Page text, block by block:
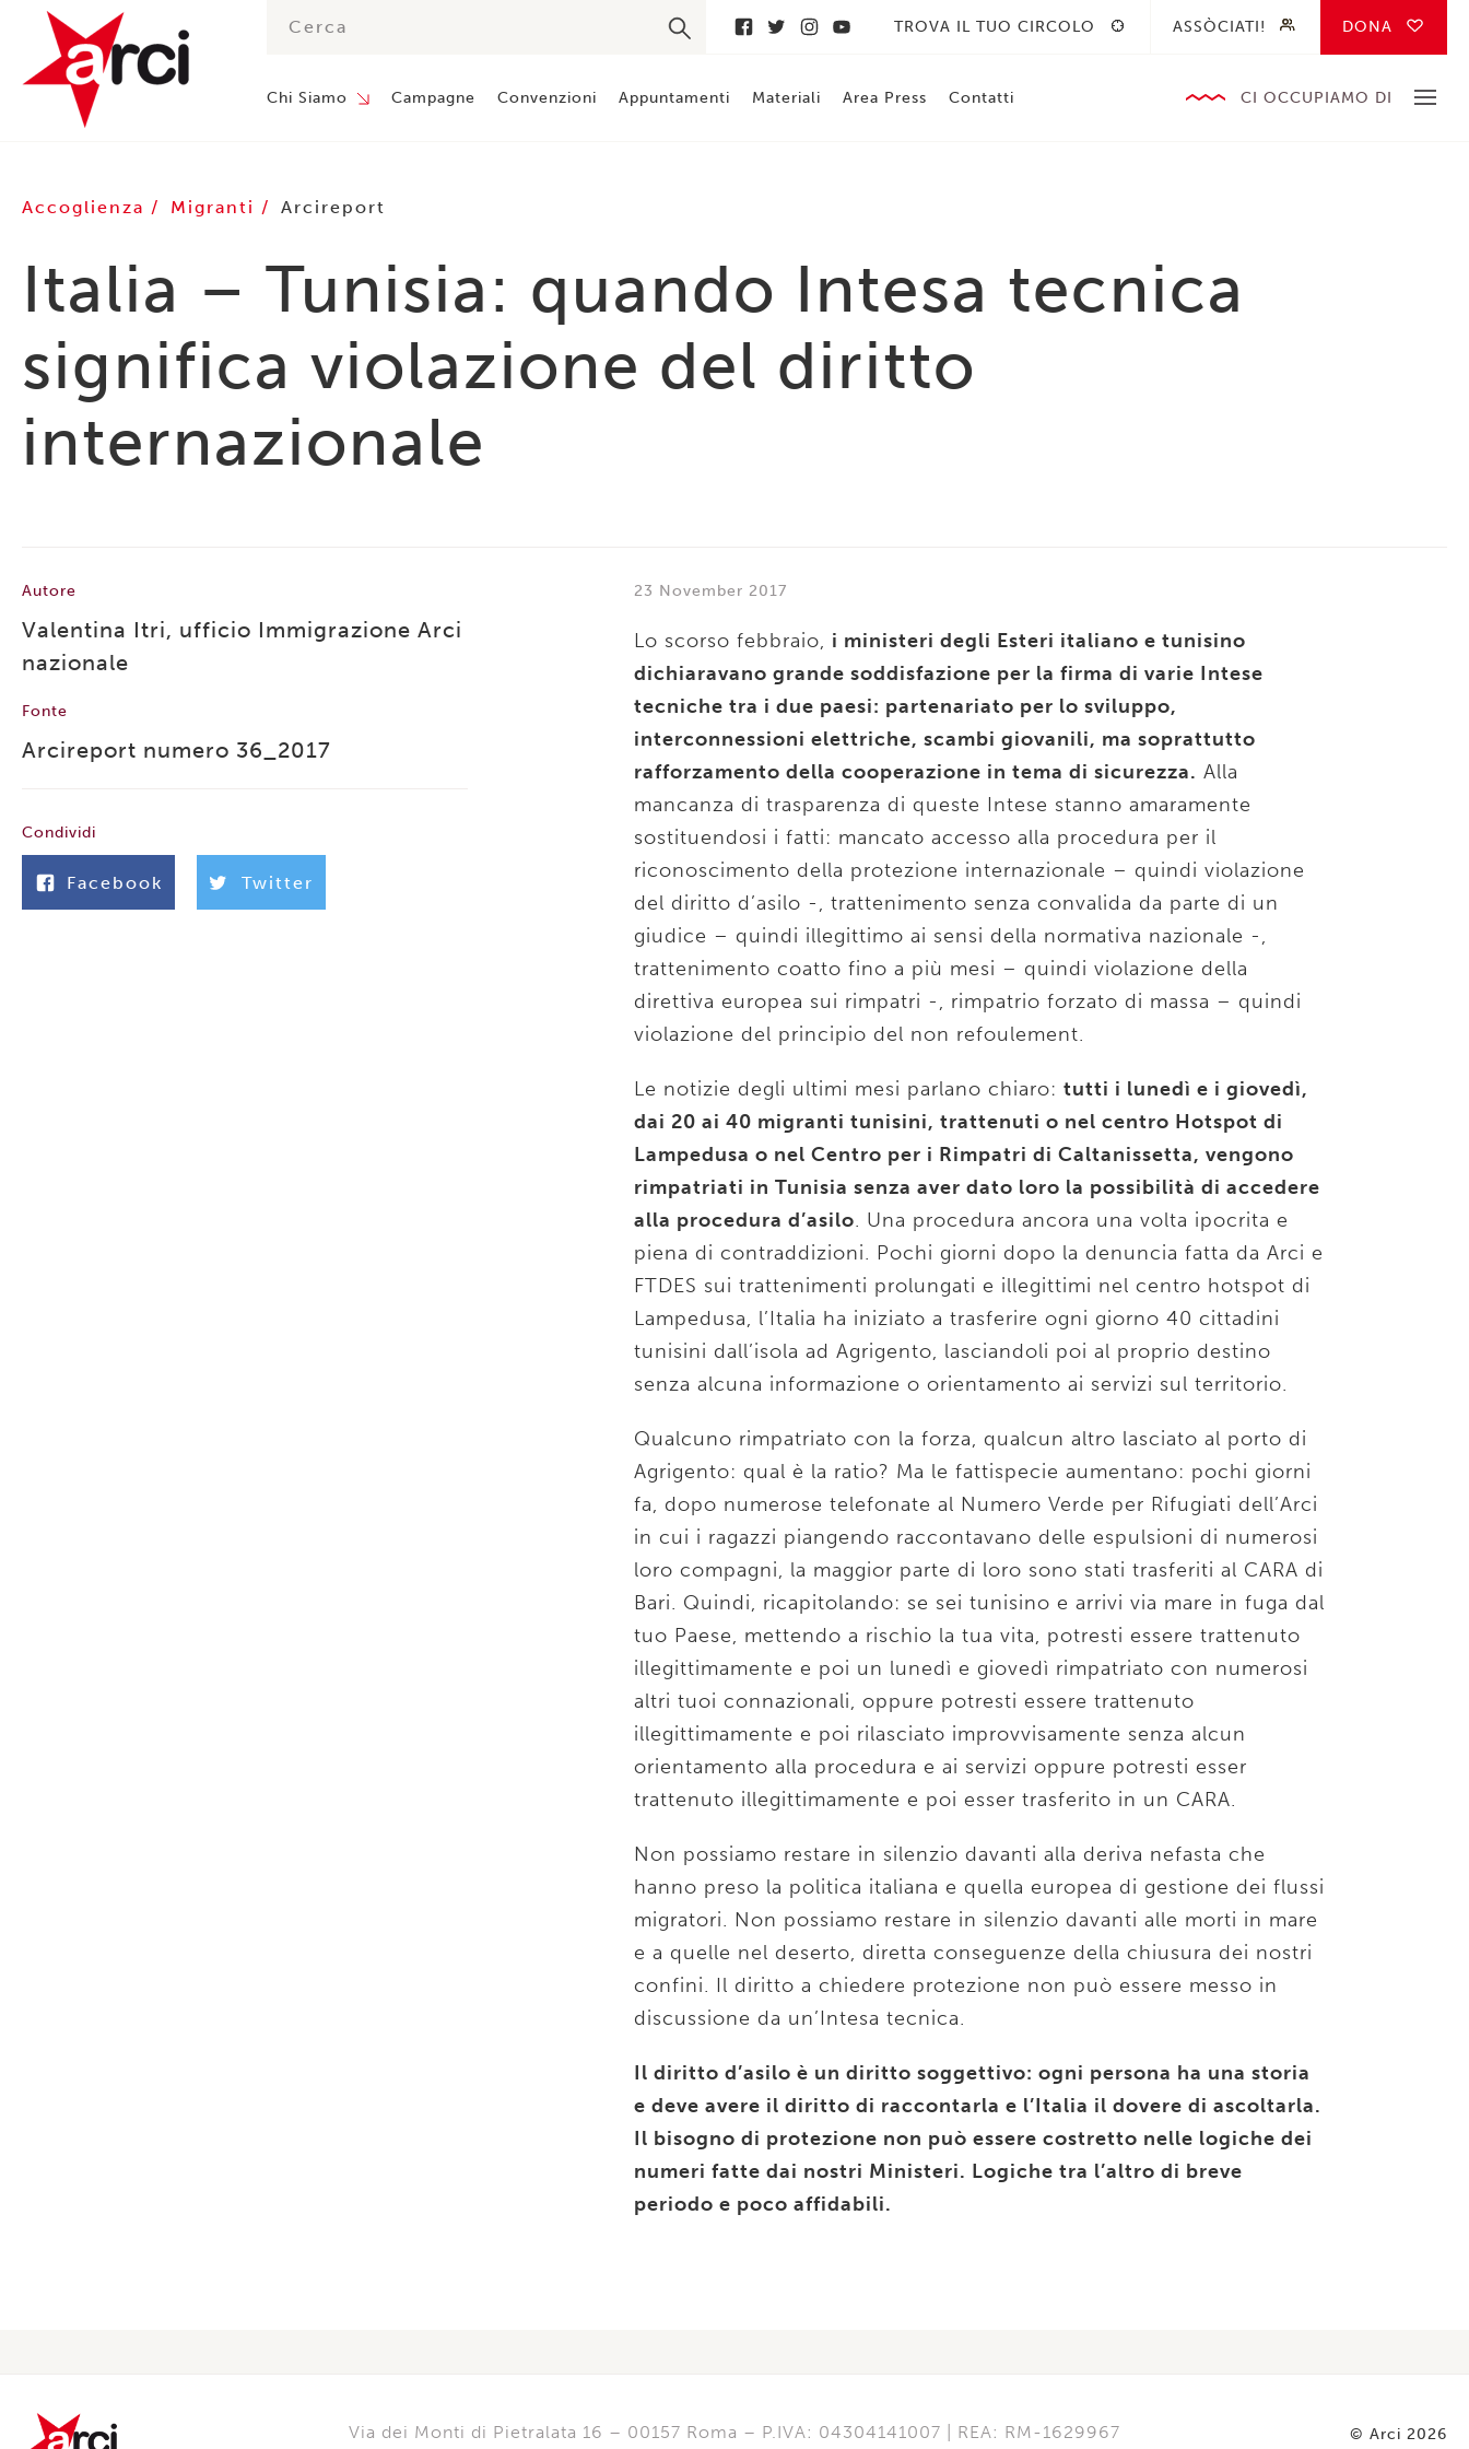
TROVA IL TUO CIRCOLO ASSÒCIATI! DONA
Chi Siamo Campagne Convenzioni Appuntamenti Materiali Area Press Contatti CI OCCUPIAMO DI
Accoglienza Migranti Arcireport
Italia – Tunisia: quando Intesa tecnica
significa violazione del diritto
internazionale
Autore
Valentina Itri, ufficio Immigrazione Arci
nazionale
Fonte
Arcireport numero 36_2017
Condividi
Facebook Twitter
23 November 2017
Lo scorso febbraio, i ministeri degli Esteri italiano e tunisino
dichiaravano grande soddisfazione per la firma di varie Intese
tecniche tra i due paesi: partenariato per lo sviluppo,
interconnessioni elettriche, scambi giovanili, ma soprattutto
rafforzamento della cooperazione in tema di sicurezza. Alla
mancanza di trasparenza di queste Intese stanno amaramente
sostituendosi i fatti: mancato accesso alla procedura per il
riconoscimento della protezione internazionale – quindi violazione
del diritto d’asilo -, trattenimento senza convalida da parte di un
giudice – quindi illegittimo ai sensi della normativa nazionale -,
trattenimento coatto fino a più mesi – quindi violazione della
direttiva europea sui rimpatri -, rimpatrio forzato di massa – quindi
violazione del principio del non refoulement.
Le notizie degli ultimi mesi parlano chiaro: tutti i lunedì e i giovedì,
dai 20 ai 40 migranti tunisini, trattenuti o nel centro Hotspot di
Lampedusa o nel Centro per i Rimpatri di Caltanissetta, vengono
rimpatriati in Tunisia senza aver dato loro la possibilità di accedere
alla procedura d’asilo. Una procedura ancora una volta ipocrita e
piena di contraddizioni. Pochi giorni dopo la denuncia fatta da Arci e
FTDES sui trattenimenti prolungati e illegittimi nel centro hotspot di
Lampedusa, l’Italia ha iniziato a trasferire ogni giorno 40 cittadini
tunisini dall’isola ad Agrigento, lasciandoli poi al proprio destino
senza alcuna informazione o orientamento ai servizi sul territorio.
Qualcuno rimpatriato con la forza, qualcun altro lasciato al porto di
Agrigento: qual è la ratio? Ma le fattispecie aumentano: pochi giorni
fa, dopo numerose telefonate al Numero Verde per Rifugiati dell’Arci
in cui i ragazzi piangendo raccontavano delle espulsioni di numerosi
loro compagni, la maggior parte di loro sono stati trasferiti al CARA di
Bari. Quindi, ricapitolando: se sei tunisino e arrivi via mare in fuga dal
tuo Paese, mettendo a rischio la tua vita, potresti essere trattenuto
illegittimamente e poi un lunedì e giovedì rimpatriato con numerosi
altri tuoi connazionali, oppure potresti essere trattenuto
illegittimamente e poi rilasciato improvvisamente senza alcun
orientamento alla procedura e ai servizi oppure potresti esser
trattenuto illegittimamente e poi esser trasferito in un CARA.
Non possiamo restare in silenzio davanti alla deriva nefasta che
hanno preso la politica italiana e quella europea di gestione dei flussi
migratori. Non possiamo restare in silenzio davanti alle morti in mare
e a quelle nel deserto, diretta conseguenze della chiusura dei nostri
confini. Il diritto a chiedere protezione non può essere messo in
discussione da un’Intesa tecnica.
Il diritto d’asilo è un diritto soggettivo: ogni persona ha una storia
e deve avere il diritto di raccontarla e l’Italia il dovere di ascoltarla.
Il bisogno di protezione non può essere costretto nelle logiche dei
numeri fatte dai nostri Ministeri. Logiche tra l’altro di breve
periodo e poco affidabili.
Via dei Monti di Pietralata 16 – 00157 Roma – P.IVA: 04304141007 | REA: RM-1629967 © Arci 2026